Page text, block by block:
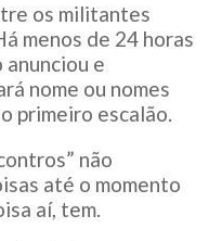
os militantes
menos de 24 horas
anunciou e
nome ou nomes
primeiro escalão.
não
até o momento
aí, tem.